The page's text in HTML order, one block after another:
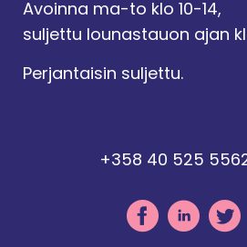
Avoinna ma-to klo 10-14,
suljettu lounastauon ajan
Perjantaisin suljettu.
+358 40 525